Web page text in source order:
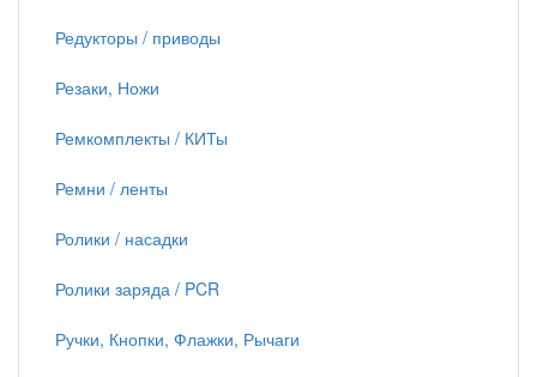
Редукторы / приводы
Резаки, Ножи
Ремкомплекты / КИТы
Ремни / ленты
Ролики / насадки
Ролики заряда / PCR
Ручки, Кнопки, Флажки, Рычаги